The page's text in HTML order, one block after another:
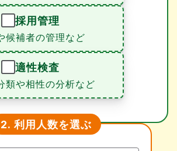
採用管理
候補者の管理など
適性検査
類や相性の分析など
2. 利用人数を選ぶ